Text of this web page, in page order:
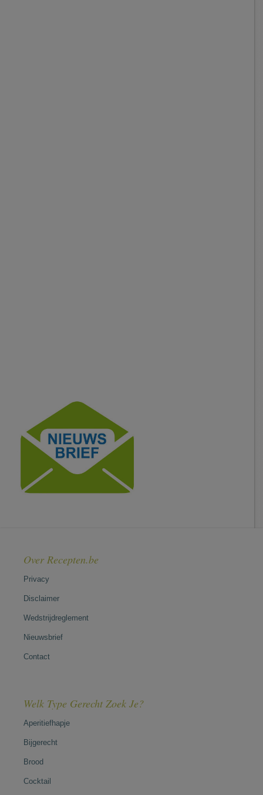
Over Recepten.be
Privacy
Disclaimer
Wedstrijdreglement
Nieuwsbrief
Contact
Welk Type Gerecht Zoek Je?
Aperitiefhapje
Bijgerecht
Brood
Cocktail